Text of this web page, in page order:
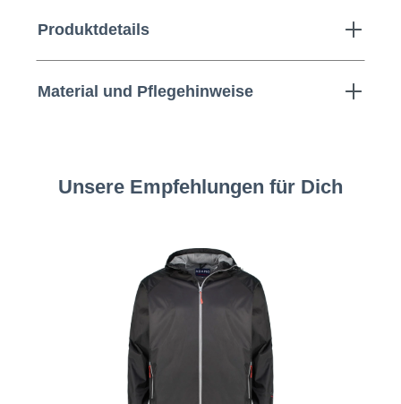
Produktdetails
Material und Pflegehinweise
Unsere Empfehlungen für Dich